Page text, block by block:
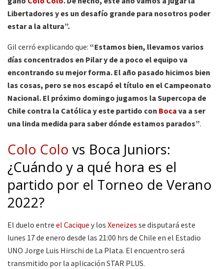
Libertadores y es un desafío grande para nosotros poder
estar a la altura”.
Gil cerró explicando que: “Estamos bien, llevamos varios
días concentrados en Pilar y de a poco el equipo va
encontrando su mejor forma. El año pasado hicimos bien
las cosas, pero se nos escapó el título en el Campeonato
Nacional. El próximo domingo jugamos la Supercopa de
Chile contra la Católica y este partido con Boca va a ser
una linda medida para saber dónde estamos parados”.
Colo Colo vs Boca Juniors:
¿Cuándo y a qué hora es el
partido por el Torneo de Verano
2022?
El duelo entre el Cacique y los Xeneizes se disputará este
lunes 17 de enero desde las 21:00 hrs de Chile en el Estadio
UNO Jorge Luis Hirschi de La Plata. El encuentro será
transmitido por la aplicación STAR PLUS.